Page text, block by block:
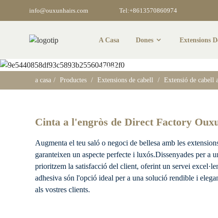
info@ouxunhairs.com Tel:+8613570860974
A Casa Dones Extensions
Extensió
a casa Productes Extensions de cabell Extensió de cabell
Cinta a l'engròs de Direct Factory
Augmenta el teu saló o negoci de bellesa amb les
garanteixen un aspecte perfecte i luxós.Dissenyades per
prioritzem la satisfacció del client, oferint un servei
adhesiva són l'opció ideal per a una solució rendible i
als vostres clients.